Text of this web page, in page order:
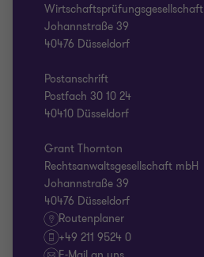
Wirtschaftsprüfungsgesellschaft
Johannstraße 39
40476 Düsseldorf
Postanschrift
Postfach 30 10 24
40410 Düsseldorf
Grant Thornton
Rechtsanwaltsgesellschaft mbH
Johannstraße 39
40476 Düsseldorf
Routenplaner
+49 211 9524 0